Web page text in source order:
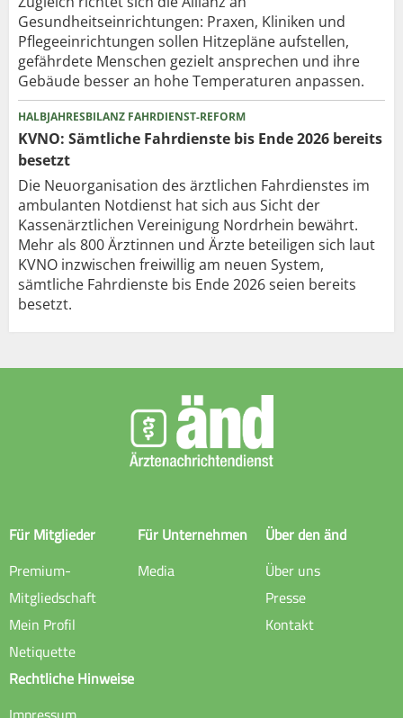
Gesundheitseinrichtungen: Praxen, Kliniken und
Pflegeeinrichtungen sollen Hitzepläne aufstellen,
gefährdete Menschen gezielt ansprechen und ihre
Gebäude besser an hohe Temperaturen anpassen.
HALBJAHRESBILANZ FAHRDIENST-REFORM
KVNO: Sämtliche Fahrdienste bis Ende 2026 bereits
besetzt
Die Neuorganisation des ärztlichen Fahrdienstes im
ambulanten Notdienst hat sich aus Sicht der
Kassenärztlichen Vereinigung Nordrhein bewährt.
Mehr als 800 Ärztinnen und Ärzte beteiligen sich laut
KVNO inzwischen freiwillig am neuen System,
sämtliche Fahrdienste bis Ende 2026 seien bereits
besetzt.
Für Mitglieder
Premium-
Mitgliedschaft
Mein Profil
Netiquette
Für Unternehmen
Media
Über den änd
Über uns
Presse
Kontakt
Rechtliche Hinweise